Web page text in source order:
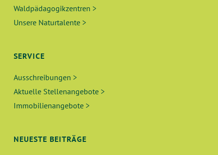
Waldpädagogikzentren >
Unsere Naturtalente >
SERVICE
Ausschreibungen >
Aktuelle Stellenangebote >
Immobilienangebote >
NEUESTE BEITRÄGE